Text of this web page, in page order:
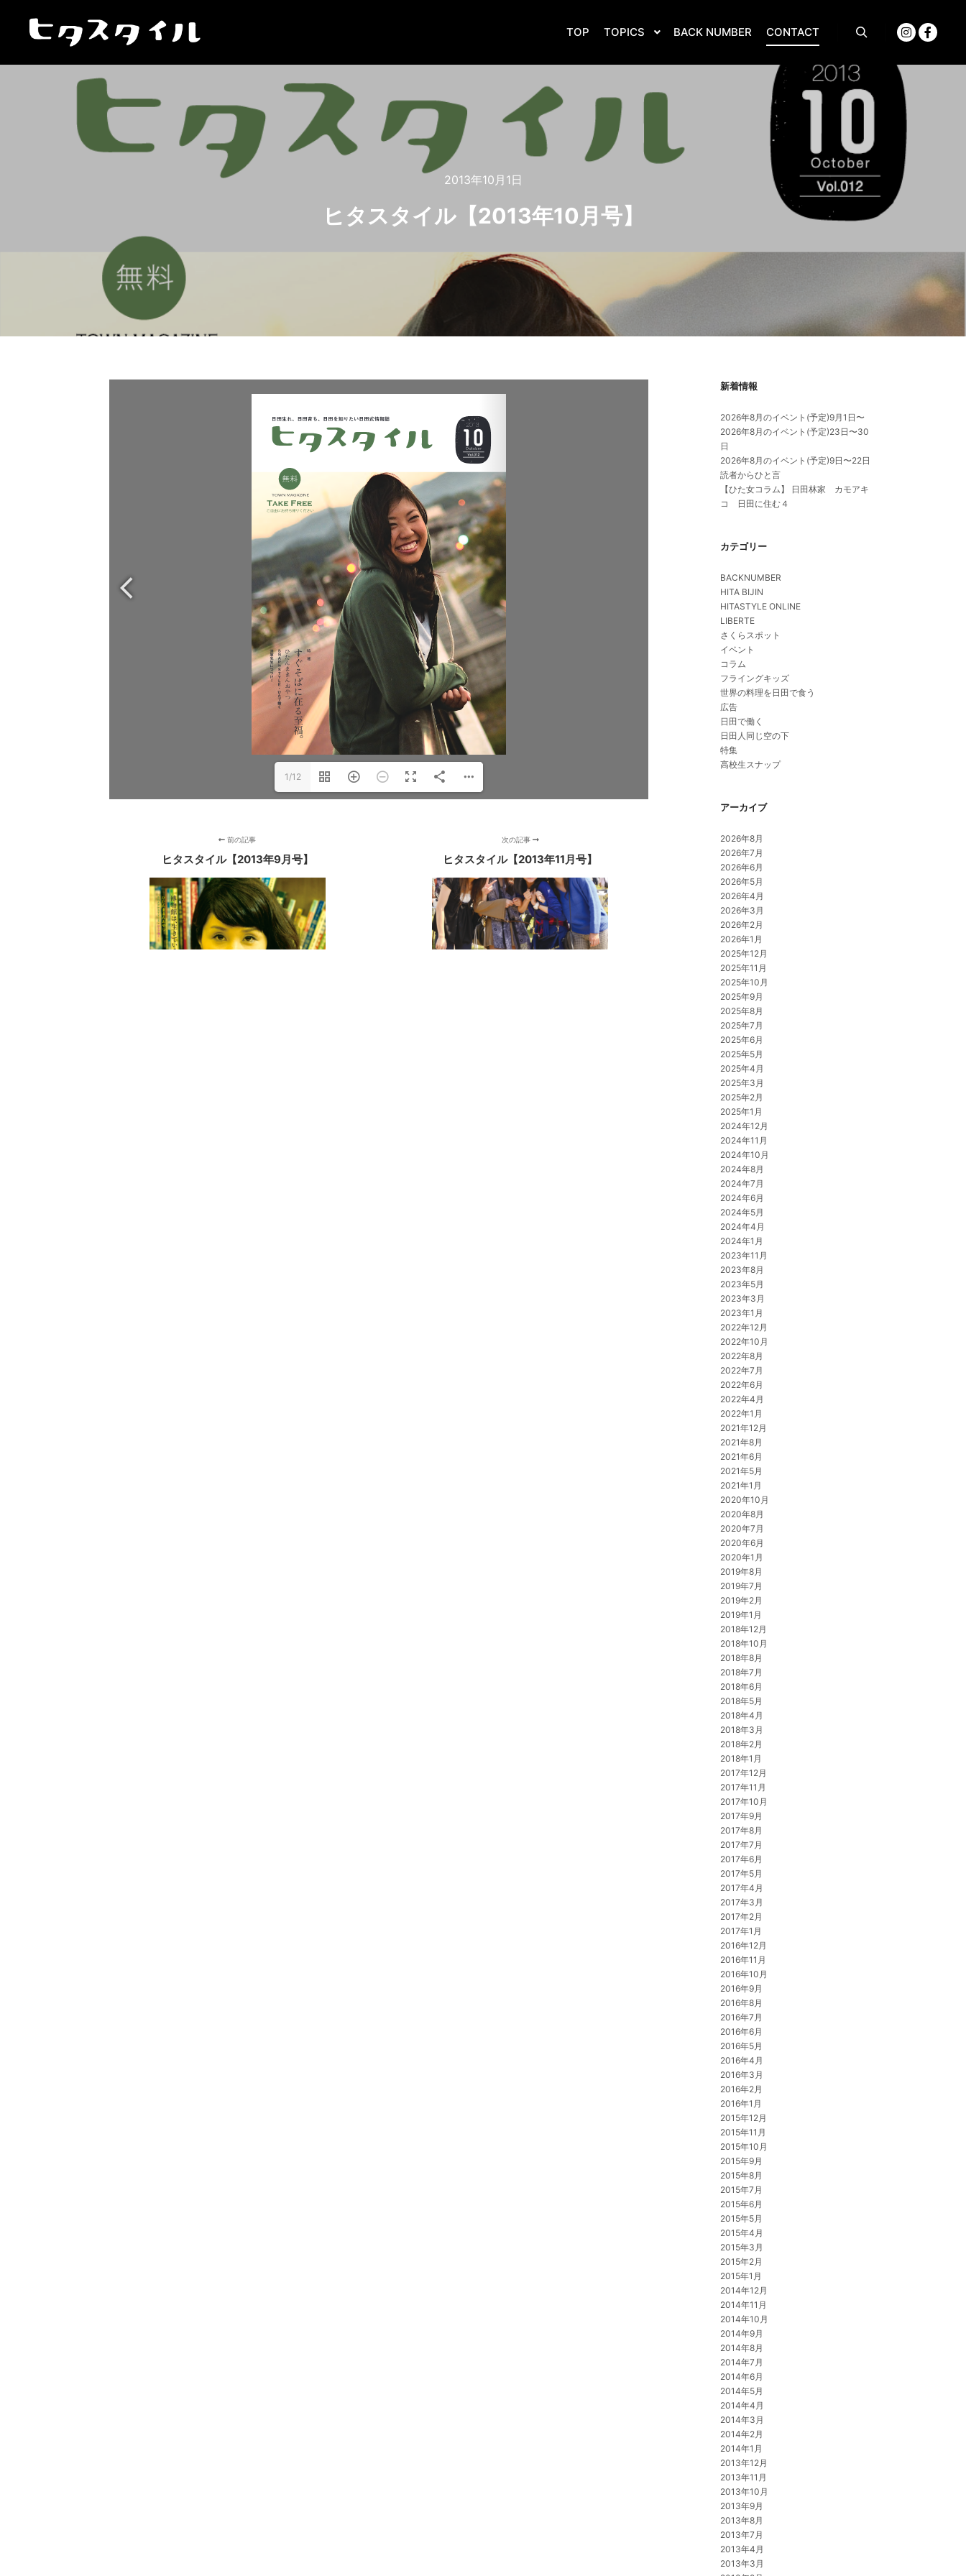
TOP TOPICS BACK NUMBER CONTACT
2013年10月1日
ヒタスタイル【2013年10月号】
1/12
前の記事
ヒタスタイル【2013年9月号】
次の記事
ヒタスタイル【2013年11月号】
新着情報
2026年8月のイベント(予定)9月1日〜
2026年8月のイベント(予定)23日〜30
日
2026年8月のイベント(予定)9日〜22日
読者からひと言
【ひた女コラム】 日田林家 カモアキ
コ 日田に住む４
カテゴリー
BACKNUMBER
HITA BIJIN
HITASTYLE ONLINE
LIBERTE
さくらスポット
イベント
コラム
フライングキッズ
世界の料理を日田で食う
広告
日田で働く
日田人同じ空の下
特集
高校生スナップ
アーカイブ
2026年8月
2026年7月
2026年6月
2026年5月
2026年4月
2026年3月
2026年2月
2026年1月
2025年12月
2025年11月
2025年10月
2025年9月
2025年8月
2025年7月
2025年6月
2025年5月
2025年4月
2025年3月
2025年2月
2025年1月
2024年12月
2024年11月
2024年10月
2024年8月
2024年7月
2024年6月
2024年5月
2024年4月
2024年1月
2023年11月
2023年8月
2023年5月
2023年3月
2023年1月
2022年12月
2022年10月
2022年8月
2022年7月
2022年6月
2022年4月
2022年1月
2021年12月
2021年8月
2021年6月
2021年5月
2021年1月
2020年10月
2020年8月
2020年7月
2020年6月
2020年1月
2019年8月
2019年7月
2019年2月
2019年1月
2018年12月
2018年10月
2018年8月
2018年7月
2018年6月
2018年5月
2018年4月
2018年3月
2018年2月
2018年1月
2017年12月
2017年11月
2017年10月
2017年9月
2017年8月
2017年7月
2017年6月
2017年5月
2017年4月
2017年3月
2017年2月
2017年1月
2016年12月
2016年11月
2016年10月
2016年9月
2016年8月
2016年7月
2016年6月
2016年5月
2016年4月
2016年3月
2016年2月
2016年1月
2015年12月
2015年11月
2015年10月
2015年9月
2015年8月
2015年7月
2015年6月
2015年5月
2015年4月
2015年3月
2015年2月
2015年1月
2014年12月
2014年11月
2014年10月
2014年9月
2014年8月
2014年7月
2014年6月
2014年5月
2014年4月
2014年3月
2014年2月
2014年1月
2013年12月
2013年11月
2013年10月
2013年9月
2013年8月
2013年7月
2013年4月
2013年3月